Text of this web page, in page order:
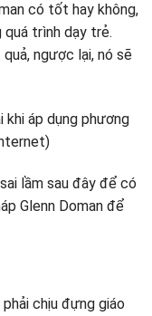
có tốt hay không,
quá trình dạy trẻ.
ngược lại, nó sẽ
lầm sau đây để có
Glenn Doman để
chịu đựng giáo